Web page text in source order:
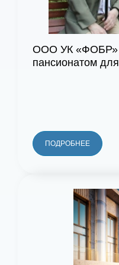
ООО УК «ФОБР»
пансионатом
ПОДРОБНЕЕ